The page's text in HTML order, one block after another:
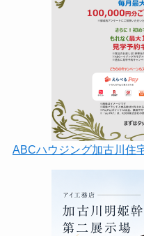
ABCハウジング加古川住